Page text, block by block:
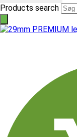
Products search